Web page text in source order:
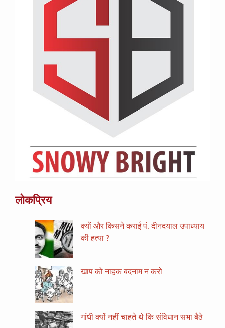
लोकप्रिय
क्यों और किसने कराई पं. दीनदयाल उपाध्याय
की हत्या ?
खाप को नाहक बदनाम न करो
गांधी क्यों नहीं चाहते थे कि संविधान सभा बैठे